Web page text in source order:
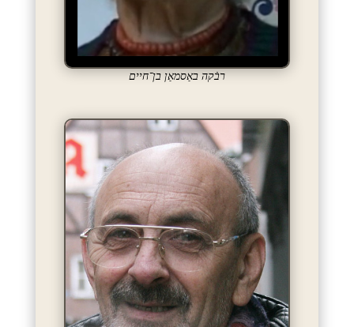
רבֿקה באַסמאַן בן־חיים